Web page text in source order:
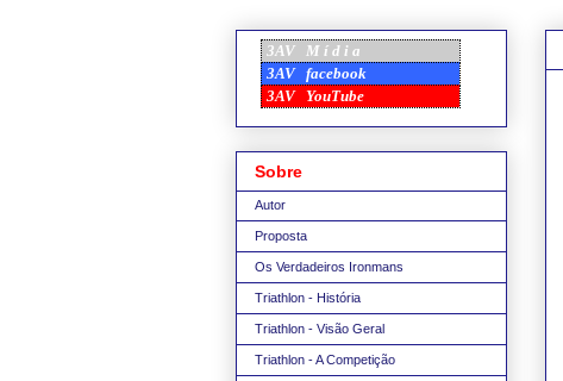
3AV
M í d i a
3AV facebook
3AV YouTube
Sobre
Autor
Proposta
Os Verdadeiros Ironmans
Triathlon - História
Triathlon - Visão Geral
Triathlon - A Competição